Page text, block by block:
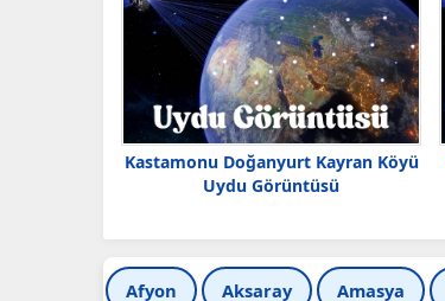
Kastamonu Doğanyurt Kayran Köyü
Uydu Görüntüsü
Afyon Aksaray Amasya